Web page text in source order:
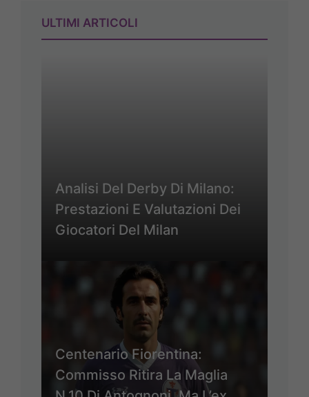
ULTIMI ARTICOLI
Analisi Del Derby Di Milano:
Prestazioni E Valutazioni Dei
Giocatori Del Milan
Centenario Fiorentina:
Commisso Ritira La Maglia